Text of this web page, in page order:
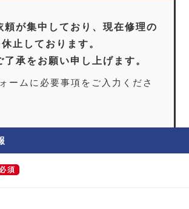
頼が集中しており、現在修理の
止しております。
了承をお願い申し上げます。
ームに必要事項をご入力くださ
必須